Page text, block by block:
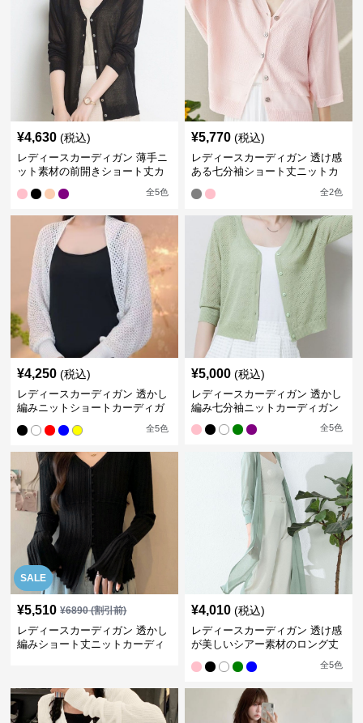
¥4,630 (税込)
レディースカーディガン 薄手ニ
ット素材の前開きショート丈カ
全5色
¥5,770 (税込)
レディースカーディガン 透け感
ある七分袖ショート丈ニットカ
全2色
¥4,250 (税込)
レディースカーディガン 透かし
編みニットショートカーディガ
全5色
¥5,000 (税込)
レディースカーディガン 透かし
編み七分袖ニットカーディガン
全5色
SALE
¥5,510 ¥6890(割引前)
レディースカーディガン 透かし
編みショート丈ニットカーディ
¥4,010 (税込)
レディースカーディガン 透け感
が美しいシアー素材のロング丈
全5色